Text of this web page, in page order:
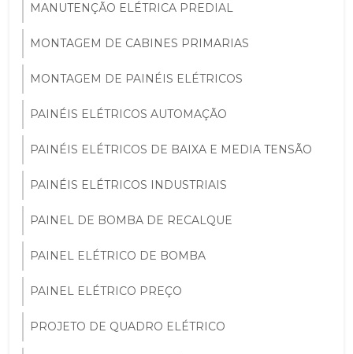
MANUTENÇÃO ELÉTRICA PREDIAL
MONTAGEM DE CABINES PRIMARIAS
MONTAGEM DE PAINÉIS ELÉTRICOS
PAINÉIS ELÉTRICOS AUTOMAÇÃO
PAINÉIS ELÉTRICOS DE BAIXA E MEDIA TENSÃO
PAINÉIS ELÉTRICOS INDUSTRIAIS
PAINEL DE BOMBA DE RECALQUE
PAINEL ELÉTRICO DE BOMBA
PAINEL ELÉTRICO PREÇO
PROJETO DE QUADRO ELÉTRICO